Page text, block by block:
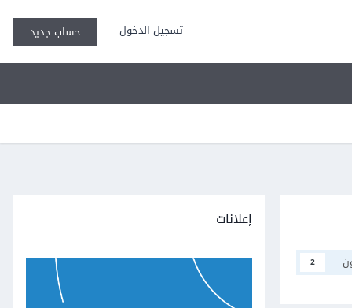
تسجيل الدخول حساب جديد
2
إعلانات